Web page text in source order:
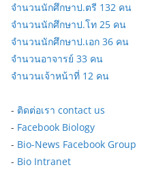
จำนวนนักศึกษาป.ตรี 132 คน
จำนวนนักศึกษาป.โท 25 คน
จำนวนนักศึกษาป.เอก 36 คน
จำนวนอาจารย์ 33 คน
จำนวนเจ้าหน้าที่ 12 คน
- ติดต่อเรา contact us
- Facebook Biology
- Bio-News Facebook Group
- Bio Intranet